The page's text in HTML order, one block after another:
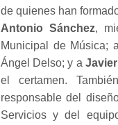
de quienes han
Antonio Sánchez,
Municipal de Música;
Ángel Delso; y a Javier
el certamen.
responsable del
Servicios y del